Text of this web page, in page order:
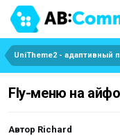
Fly-меню на
Автор Richard